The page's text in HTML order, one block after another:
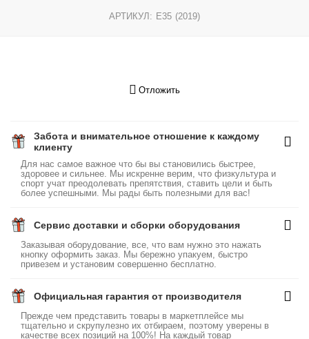
АРТИКУЛ: E35 (2019)
Отложить
Забота и внимательное отношение к каждому
клиенту
Для нас самое важное что бы вы становились быстрее,
здоровее и сильнее. Мы искренне верим, что физкультура и
спорт учат преодолевать препятствия, ставить цели и быть
более успешными. Мы рады быть полезными для вас!
Сервис доставки и сборки оборудования
Заказывая оборудование, все, что вам нужно это нажать
кнопку оформить заказ. Мы бережно упакуем, быстро
привезем и установим совершенно бесплатно.
Официальная гарантия от производителя
Прежде чем представить товары в маркетплейсе мы
тщательно и скрупулезно их отбираем, поэтому уверены в
качестве всех позиций на 100%! На каждый товар